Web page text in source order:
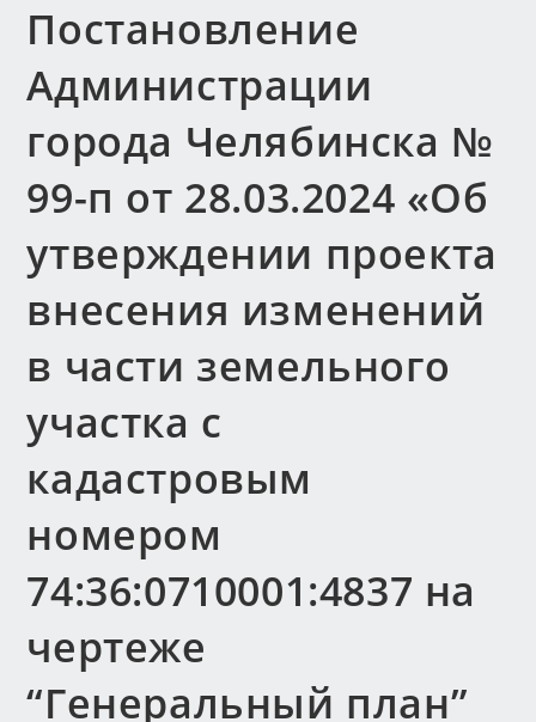
Постановление
Администрации
города Челябинска №
99-п от 28.03.2024 «Об
утверждении проекта
внесения изменений
в части земельного
участка с
кадастровым
номером
74:36:0710001:4837 на
чертеже
“Генеральный план”